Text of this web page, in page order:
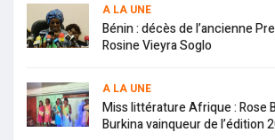
A LA UNE
Bénin : décès de l’ancienne
Rosine Vieyra Soglo
A LA UNE
Miss littérature Afrique : Rose
Burkina vainqueur de l’édition